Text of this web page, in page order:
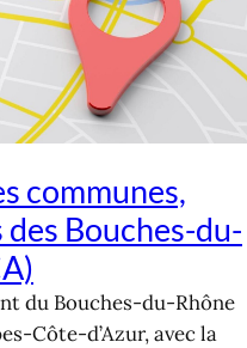
communes,
Bouches-du-
du Bouches-du-Rhône
Côte-d’Azur, avec la